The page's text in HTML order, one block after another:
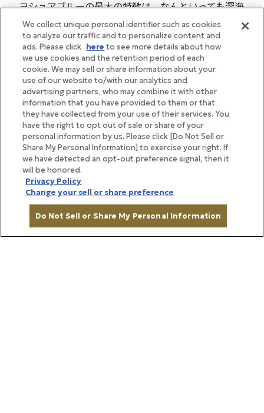
ヨシュアブルーの最大の特徴は、なんといっても深海
の色が濃縮されたような青色。瀬戸の海と伊予の空を
表現するために、竹西さんが自身で採取した素材をブ
レンドした呉須（陶磁器の染め付けに使用する青色の
顔料）が用いられています。その色彩感覚は、子ども
の頃から瀬戸の海に潜り遊んでいたという竹西さんの
原体験がインスピレーションの源。一般的な砥部焼と
異なり、筆ではなくスプレーを使って、一点一点手作
業で染め付けを行うのもヨシュア工房ならではのこだ
わりです。
We collect unique personal identifier such as cookies
to analyze our traffic and to personalize content and
ads. Please click here to see more details about how
we use cookies and the retention period of each
cookie. We may sell or share information about your
use of our website to/with our analytics and
advertising partners, who may combine it with other
information that you have provided to them or that
they have collected from your use of their services. You
have the right to opt out of sale or share of your
personal information by us. Please click [Do Not Sell or
Share My Personal Information] to exercise your right. If
we have detected an opt-out preference signal, then it
will be honored.
Privacy Policy
Change your sell or share preference
Do Not Sell or Share My Personal Information